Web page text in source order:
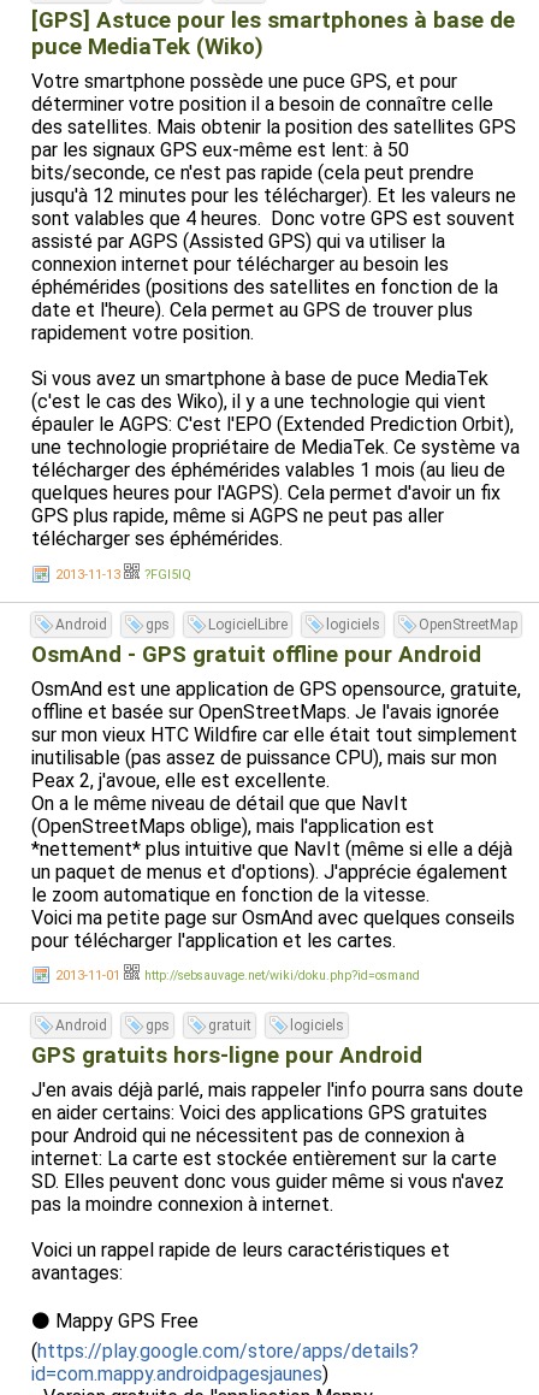
[GPS] Astuce pour les smartphones à base de
puce MediaTek (Wiko)
Votre smartphone possède une puce GPS, et pour
déterminer votre position il a besoin de connaître celle
des satellites. Mais obtenir la position des satellites GPS
par les signaux GPS eux-même est lent: à 50
bits/seconde, ce n'est pas rapide (cela peut prendre
jusqu'à 12 minutes pour les télécharger). Et les valeurs ne
sont valables que 4 heures. Donc votre GPS est souvent
assisté par AGPS (Assisted GPS) qui va utiliser la
connexion internet pour télécharger au besoin les
éphémérides (positions des satellites en fonction de la
date et l'heure). Cela permet au GPS de trouver plus
rapidement votre position.
Si vous avez un smartphone à base de puce MediaTek
(c'est le cas des Wiko), il y a une technologie qui vient
épauler le AGPS: C'est l'EPO (Extended Prediction Orbit),
une technologie propriétaire de MediaTek. Ce système va
télécharger des éphémérides valables 1 mois (au lieu de
quelques heures pour l'AGPS). Cela permet d'avoir un fix
GPS plus rapide, même si AGPS ne peut pas aller
télécharger ses éphémérides.
En principe, le firmware va télécharger les valeurs EPO
tous les 15 jours, mais on peut le forcer.
Sur le Wiko Peax 2:
- Activez la connexion Wifi
- Allez dans le menu ingénieur (*#*#3646633#*#*)
- Dans l'onglet "Location" > Location Based Services >
Onglet EPO
- "EPO File info" vous affiche la date d'expiration des
données EPO dans votre téléphone ([Expire Time])
- Appuyez sur le bouton "EPO (IDLE)" pour télécharger la
mise à jour.
- Le téléchargement peut échouer assez souvent (vous
verrez Progress=0, Progress=25...). Si le téléchargement
se termine bien, vous verrez "EPO update success".
- Vous pouvez sortir du menu ingénieur (touche Home).
Vous devriez alors avoir des fix GPS à froid plus rapide (j'en
ai souvent en 10 secondes.)
2013-11-13 ?FGI5lQ
Android gps LogicielLibre logiciels OpenStreetMap
OsmAnd - GPS gratuit offline pour Android
OsmAnd est une application de GPS opensource, gratuite,
offline et basée sur OpenStreetMaps. Je l'avais ignorée
sur mon vieux HTC Wildfire car elle était tout simplement
inutilisable (pas assez de puissance CPU), mais sur mon
Peax 2, j'avoue, elle est excellente.
On a le même niveau de détail que que NavIt
(OpenStreetMaps oblige), mais l'application est
*nettement* plus intuitive que NavIt (même si elle a déjà
un paquet de menus et d'options). J'apprécie également
le zoom automatique en fonction de la vitesse.
Voici ma petite page sur OsmAnd avec quelques conseils
pour télécharger l'application et les cartes.
2013-11-01 http://sebsauvage.net/wiki/doku.php?id=osmand
Android gps gratuit logiciels
GPS gratuits hors-ligne pour Android
J'en avais déjà parlé, mais rappeler l'info pourra sans doute
en aider certains: Voici des applications GPS gratuites
pour Android qui ne nécessitent pas de connexion à
internet: La carte est stockée entièrement sur la carte
SD. Elles peuvent donc vous guider même si vous n'avez
pas la moindre connexion à internet.
Voici un rappel rapide de leurs caractéristiques et
avantages:
⚫ Mappy GPS Free
(https://play.google.com/store/apps/details?
id=com.mappy.androidpagesjaunes)